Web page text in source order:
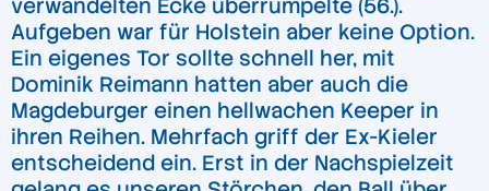
verwandelten Ecke überrumpelte (56.).
Aufgeben war für Holstein aber keine Option.
Ein eigenes Tor sollte schnell her, mit
Dominik Reimann hatten aber auch die
Magdeburger einen hellwachen Keeper in
ihren Reihen. Mehrfach griff der Ex-Kieler
entscheidend ein. Erst in der Nachspielzeit